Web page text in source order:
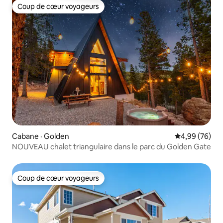
Coup de cœur voyageurs
Coup de cœur voyageurs
Cabane · Golden Note
4,99 (76)
NOUVEAU chalet triangulaire dans le parc du Golden Gate
Coup de cœur voyageurs
Coup de cœur voyageurs